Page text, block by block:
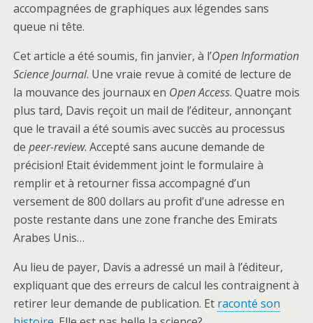
accompagnées de graphiques aux légendes sans
queue ni tête.
Cet article a été soumis, fin janvier, à l’Open Information
Science Journal. Une vraie revue à comité de lecture de
la mouvance des journaux en Open Access. Quatre mois
plus tard, Davis reçoit un mail de l’éditeur, annonçant
que le travail a été soumis avec succès au processus
de peer-review. Accepté sans aucune demande de
précision! Etait évidemment joint le formulaire à
remplir et à retourner fissa accompagné d’un
versement de 800 dollars au profit d’une adresse en
poste restante dans une zone franche des Emirats
Arabes Unis…
Au lieu de payer, Davis a adressé un mail à l’éditeur,
expliquant que des erreurs de calcul les contraignent à
retirer leur demande de publication. Et raconté son